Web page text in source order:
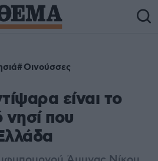
Οινούσσες
είναι το
νησί που